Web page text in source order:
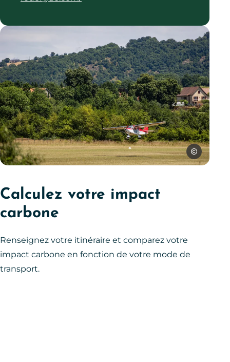
Venir en avion à Villefranche de Rouergue, © Nicolas Diolez
Nicolas Diolez
Calculez votre impact
carbone
Renseignez votre itinéraire et comparez votre
impact carbone en fonction de votre mode de
transport.